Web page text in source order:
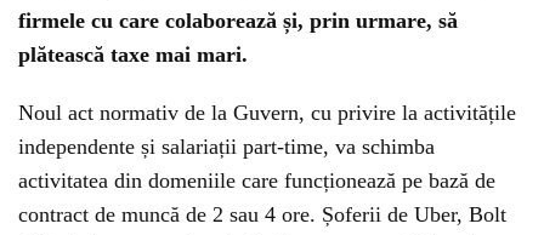
firmele cu care colaborează și, prin urmare, să
plătească taxe mai mari.
Noul act normativ de la Guvern, cu privire la activitățile
independente și salariații part-time, va schimba
activitatea din domeniile care funcționează pe bază de
contract de muncă de 2 sau 4 ore. Șoferii de Uber, Bolt